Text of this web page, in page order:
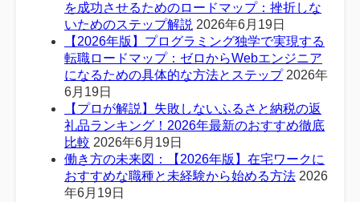
を成功させるためのロードマップ：挫折しな
いためのステップ解説 2026年6月19日
【2026年版】プログラミング独学で実現する
転職ロードマップ：ゼロからWebエンジニア
になるための具体的な方法とステップ 2026年
6月19日
【プロが解説】失敗しないふるさと納税の返
礼品ランキング！2026年最新のおすすめ徹底
比較 2026年6月19日
働き方の未来図：【2026年版】在宅ワークに
おすすめな職種と未経験から始める方法 2026
年6月19日